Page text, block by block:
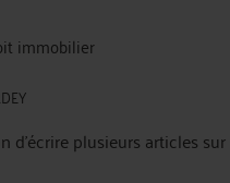
immobilier
d'écrire plusieurs articles